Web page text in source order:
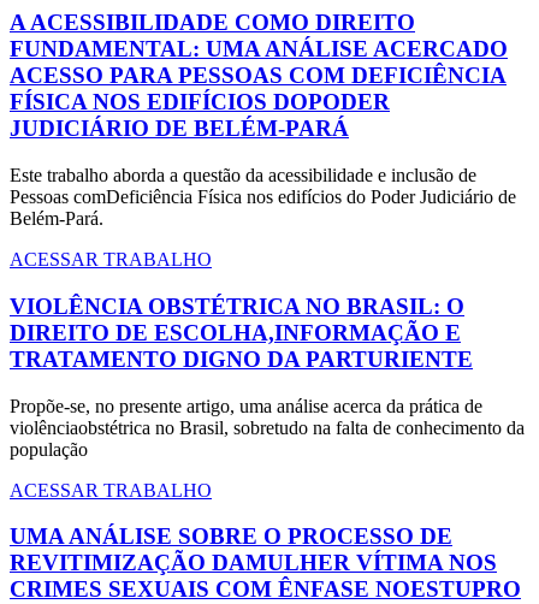
A ACESSIBILIDADE COMO DIREITO
FUNDAMENTAL: UMA ANÁLISE ACERCADO
ACESSO PARA PESSOAS COM DEFICIÊNCIA
FÍSICA NOS EDIFÍCIOS DOPODER
JUDICIÁRIO DE BELÉM-PARÁ
Este trabalho aborda a questão da acessibilidade e inclusão de
Pessoas comDeficiência Física nos edifícios do Poder Judiciário de
Belém-Pará.
ACESSAR TRABALHO
VIOLÊNCIA OBSTÉTRICA NO BRASIL: O
DIREITO DE ESCOLHA,INFORMAÇÃO E
TRATAMENTO DIGNO DA PARTURIENTE
Propõe-se, no presente artigo, uma análise acerca da prática de
violênciaobstétrica no Brasil, sobretudo na falta de conhecimento da
população
ACESSAR TRABALHO
UMA ANÁLISE SOBRE O PROCESSO DE
REVITIMIZAÇÃO DAMULHER VÍTIMA NOS
CRIMES SEXUAIS COM ÊNFASE NOESTUPRO